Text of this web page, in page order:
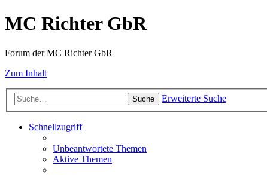
MC Richter GbR
Forum der MC Richter GbR
Zum Inhalt
Suche Erweiterte Suche
Schnellzugriff
Unbeantwortete Themen
Aktive Themen